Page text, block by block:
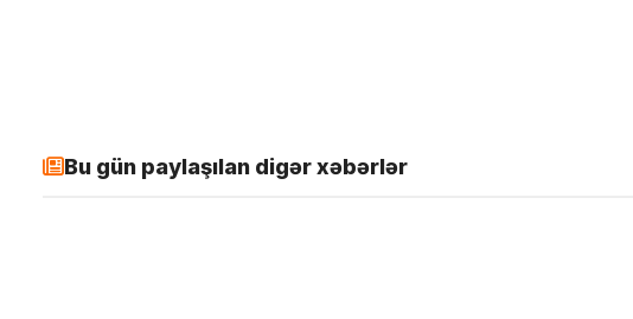
Bu gün paylaşılan digər xəbərlər